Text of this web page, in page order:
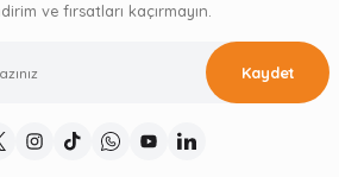
ve fırsatları kaçırmayın.
Kaydet